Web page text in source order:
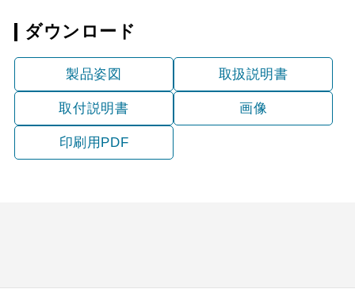
ダウンロード
製品姿図 取扱説明書
取付説明書 画像
印刷用PDF